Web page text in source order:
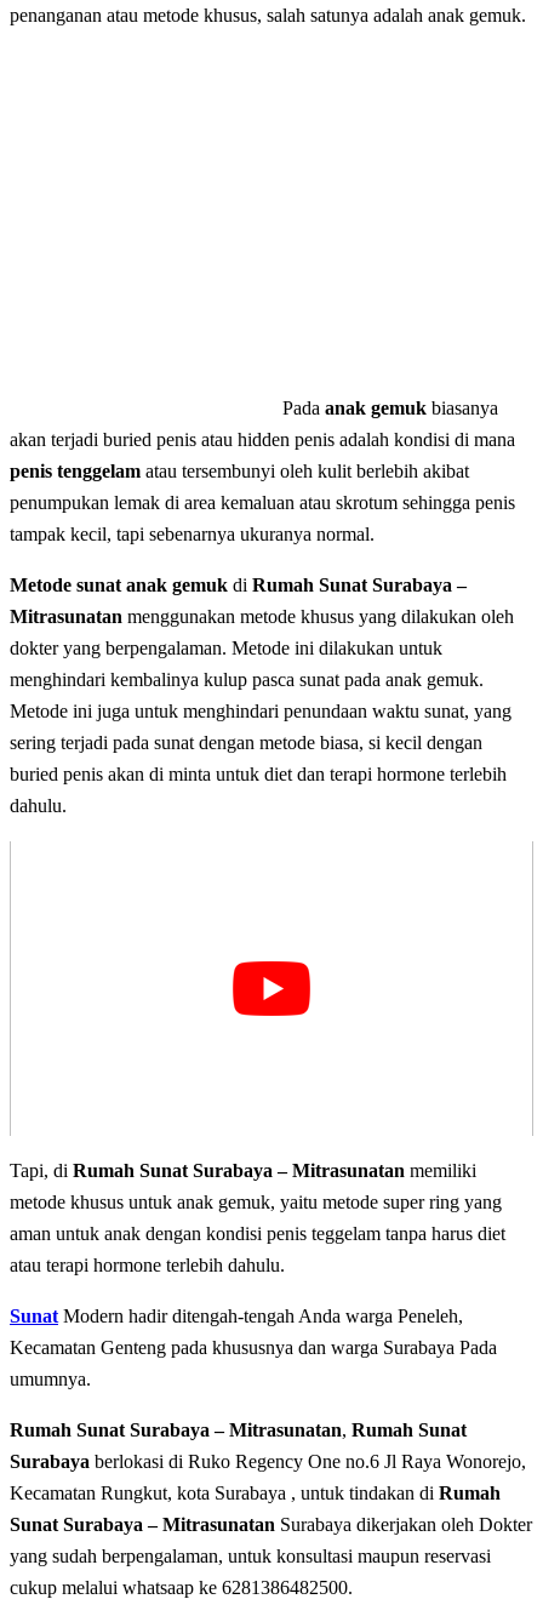
penanganan atau metode khusus, salah satunya adalah anak gemuk.
Pada anak gemuk biasanya
akan terjadi buried penis atau hidden penis adalah kondisi di mana
penis tenggelam atau tersembunyi oleh kulit berlebih akibat
penumpukan lemak di area kemaluan atau skrotum sehingga penis
tampak kecil, tapi sebenarnya ukuranya normal.
Metode sunat anak gemuk di Rumah Sunat Surabaya –
Mitrasunatan menggunakan metode khusus yang dilakukan oleh
dokter yang berpengalaman. Metode ini dilakukan untuk
menghindari kembalinya kulup pasca sunat pada anak gemuk.
Metode ini juga untuk menghindari penundaan waktu sunat, yang
sering terjadi pada sunat dengan metode biasa, si kecil dengan
buried penis akan di minta untuk diet dan terapi hormone terlebih
dahulu.
Tapi, di Rumah Sunat Surabaya – Mitrasunatan memiliki
metode khusus untuk anak gemuk, yaitu metode super ring yang
aman untuk anak dengan kondisi penis teggelam tanpa harus diet
atau terapi hormone terlebih dahulu.
Sunat Modern hadir ditengah-tengah Anda warga Peneleh,
Kecamatan Genteng pada khususnya dan warga Surabaya Pada
umumnya.
Rumah Sunat Surabaya – Mitrasunatan, Rumah Sunat
Surabaya berlokasi di Ruko Regency One no.6 Jl Raya Wonorejo,
Kecamatan Rungkut, kota Surabaya , untuk tindakan di Rumah
Sunat Surabaya – Mitrasunatan Surabaya dikerjakan oleh Dokter
yang sudah berpengalaman, untuk konsultasi maupun reservasi
cukup melalui whatsaap ke 6281386482500.